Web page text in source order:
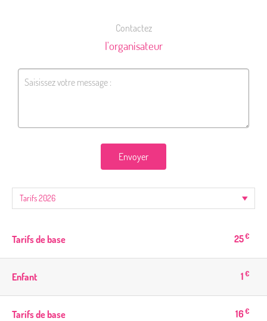
Contactez
l'organisateur
Envoyer
Tarifs de base 25€
Enfant 1 €
Tarifs de base 16€